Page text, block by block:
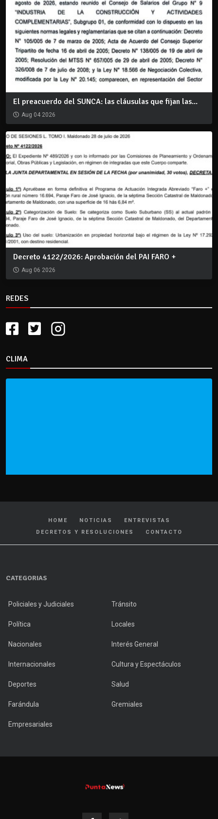
El preacuerdo del SUNCA: las cláusulas que fijan las...
Aug 04 2026
Decreto 4122/2026: Aprobación del PAI FARO +
Aug 06 2026
REDES
CLIMA
HOME NOTICIAS
ENTREVISTAS
DECRETOS Y RESOLUCIONES
CONTACTO
CATEGORIAS
Policiales y Judiciales Tránsito
Política Locales
Nacionales Interés General
Internacionales Cultura y Espectáculos
Deportes Salud
Farándula Gremiales
Empresariales